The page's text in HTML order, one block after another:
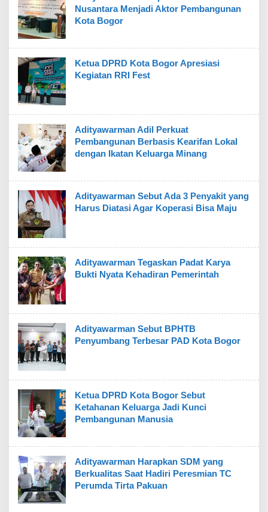
Nusantara Menjadi Aktor Pembangunan
Kota Bogor
Ketua DPRD Kota Bogor Apresiasi
Kegiatan RRI Fest
Adityawarman Adil Perkuat
Pembangunan Berbasis Kearifan Lokal
dengan Ikatan Keluarga Minang
Adityawarman Sebut Ada 3 Penyakit yang
Harus Diatasi Agar Koperasi Bisa Maju
Adityawarman Tegaskan Padat Karya
Bukti Nyata Kehadiran Pemerintah
Adityawarman Sebut BPHTB
Penyumbang Terbesar PAD Kota Bogor
Ketua DPRD Kota Bogor Sebut
Ketahanan Keluarga Jadi Kunci
Pembangunan Manusia
Adityawarman Harapkan SDM yang
Berkualitas Saat Hadiri Peresmian TC
Perumda Tirta Pakuan